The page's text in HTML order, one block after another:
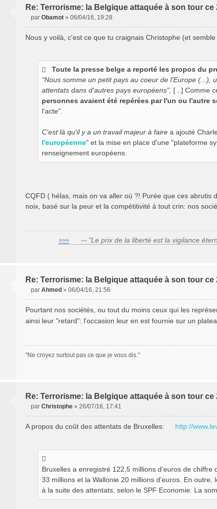
Re: Terrorisme: la Belgique attaquée à son tour ce
s
par Obamot » 06/04/16, 19:28
Nous y voilà, c'est ce que tu craignais Christophe (et
Toute la presse belge a reporté les propos du
"Nous somme un petit pays au coeur de l'Europe (...),
attentats dans d'autres pays européens", [ ..] Comme
personnes avaient été repérées par l'un ou l'autre
l'acte".
C'est là qu'il y a un travail majeur à faire a ajouté
l'européenne" et la mise en place d'une "plateforme
renseignement européens.
CQFD ( hélas, mais on va aller où ?! Purée que ces
noix, basé sur la peur et la compétitivité à tout crin: nos
>>> — "Le prix de la liberté est la vigilance
Re: Terrorisme: la Belgique attaquée à son tour ce
s
s
n
u
par Ahmed » 06/04/16, 21:56
Pourtant nos sociétés, ou tout du moins ceux qui les
ainsi leur "retard": l'occasion leur en est fournie sur un
"Ne croyez surtout pas ce que je vous dis."
Re: Terrorisme: la Belgique attaquée à son tour ce
s
par Christophe » 26/07/16, 17:41
A propos du coût des attentats de Bruxelles: http://
Bruxelles a enregistré 122,5 millions d'euros de
33 millions et la Wallonie 20 millions d'euros. En
à la suite des attentats, selon le SPF Economie. La